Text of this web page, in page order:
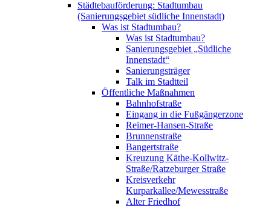
Städtebauförderung: Stadtumbau
(Sanierungsgebiet südliche Innenstadt)
Was ist Stadtumbau?
Was ist Stadtumbau?
Sanierungsgebiet „Südliche
Innenstadt“
Sanierungsträger
Talk im Stadtteil
Öffentliche Maßnahmen
Bahnhofstraße
Eingang in die Fußgängerzone
Reimer-Hansen-Straße
Brunnenstraße
Bangertstraße
Kreuzung Käthe-Kollwitz-
Straße/Ratzeburger Straße
Kreisverkehr
Kurparkallee/Mewesstraße
Alter Friedhof